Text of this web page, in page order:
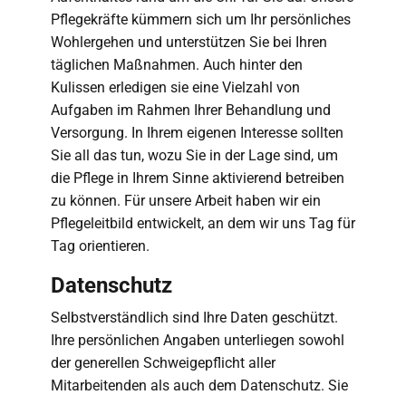
Pflegekräfte kümmern sich um Ihr persönliches
Wohlergehen und unterstützen Sie bei Ihren
täglichen Maßnahmen. Auch hinter den
Kulissen erledigen sie eine Vielzahl von
Aufgaben im Rahmen Ihrer Behandlung und
Versorgung. In Ihrem eigenen Interesse sollten
Sie all das tun, wozu Sie in der Lage sind, um
die Pflege in Ihrem Sinne aktivierend betreiben
zu können. Für unsere Arbeit haben wir ein
Pflegeleitbild entwickelt, an dem wir uns Tag für
Tag orientieren.
Datenschutz
Selbstverständlich sind Ihre Daten geschützt.
Ihre persönlichen Angaben unterliegen sowohl
der generellen Schweigepflicht aller
Mitarbeitenden als auch dem Datenschutz. Sie